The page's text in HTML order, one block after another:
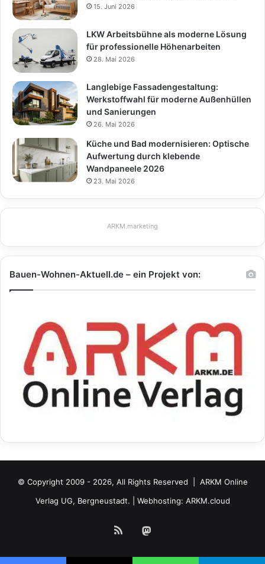
15. Juni 2026
LKW Arbeitsbühne als moderne Lösung
für professionelle Höhenarbeiten
28. Mai 2026
Langlebige Fassadengestaltung:
Werkstoffwahl für moderne Außenhüllen
und Sanierungen
26. Mai 2026
Küche und Bad modernisieren: Optische
Aufwertung durch klebende
Wandpaneele 2026
23. Mai 2026
ARKM.marketing
Bauen-Wohnen-Aktuell.de – ein Projekt von:
© Copyright 2009 - 2026, All Rights Reserved | ARKM Online
Verlag UG, Bergneustadt. | Webhosting: ARKM.cloud
RSS